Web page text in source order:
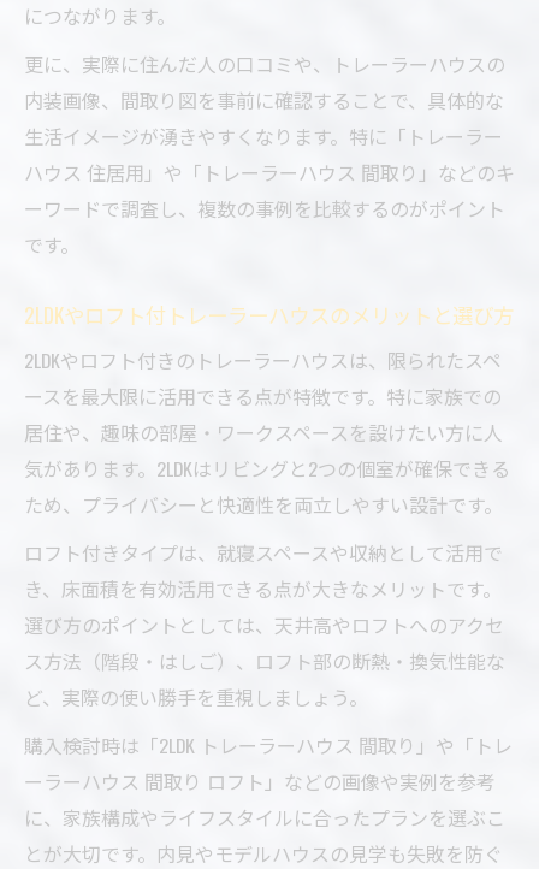
につながります。
更に、実際に住んだ人の口コミや、トレーラーハウスの
内装画像、間取り図を事前に確認することで、具体的な
生活イメージが湧きやすくなります。特に「トレーラー
ハウス 住居用」や「トレーラーハウス 間取り」などのキ
ーワードで調査し、複数の事例を比較するのがポイント
です。
2LDKやロフト付トレーラーハウスのメリットと選び方
2LDKやロフト付きのトレーラーハウスは、限られたスペ
ースを最大限に活用できる点が特徴です。特に家族での
居住や、趣味の部屋・ワークスペースを設けたい方に人
気があります。2LDKはリビングと2つの個室が確保できる
ため、プライバシーと快適性を両立しやすい設計です。
ロフト付きタイプは、就寝スペースや収納として活用で
き、床面積を有効活用できる点が大きなメリットです。
選び方のポイントとしては、天井高やロフトへのアクセ
ス方法（階段・はしご）、ロフト部の断熱・換気性能な
ど、実際の使い勝手を重視しましょう。
購入検討時は「2LDK トレーラーハウス 間取り」や「トレ
ーラーハウス 間取り ロフト」などの画像や実例を参考
に、家族構成やライフスタイルに合ったプランを選ぶこ
とが大切です。内見やモデルハウスの見学も失敗を防ぐ